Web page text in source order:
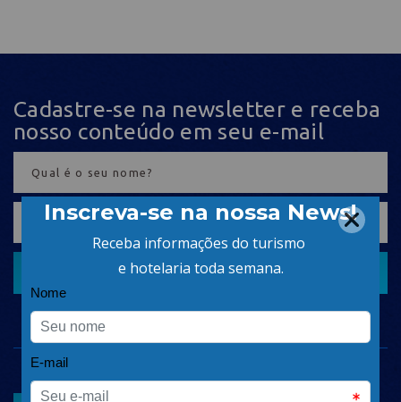
Cadastre-se na newsletter e receba
nosso conteúdo em seu e-mail
CADASTRAR